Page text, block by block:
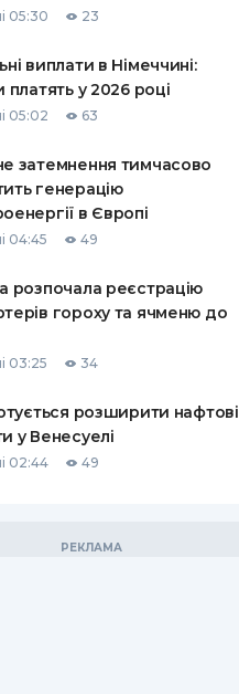
ПОЛІСИ
СТРАХОВІ
05:30 23
виплати в Німеччині:
платять у 2026 році
05:02 63
затемнення тимчасово
генерацію
в Європі
04:45 49
розпочала реєстрацію
гороху та ячменю до
03:25 34
розширити нафтові
у Венесуелі
02:44 49